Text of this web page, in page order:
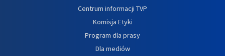
Centrum informacji TVP
Komisja Etyki
Program dla prasy
Dla mediów